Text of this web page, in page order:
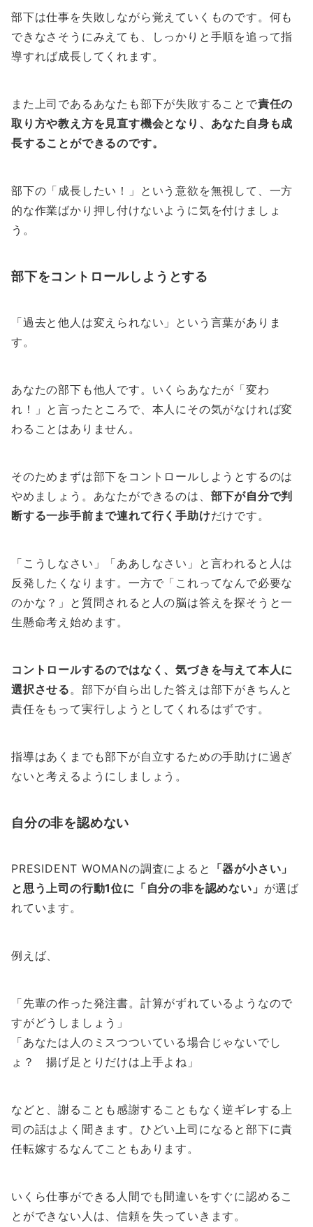
部下は仕事を失敗しながら覚えていくものです。何も
できなさそうにみえても、しっかりと手順を追って指
導すれば成長してくれます。
また上司であるあなたも部下が失敗することで責任の
取り方や教え方を見直す機会となり、あなた自身も成
長することができるのです。
部下の「成長したい！」という意欲を無視して、一方
的な作業ばかり押し付けないように気を付けましょ
う。
部下をコントロールしようとする
「過去と他人は変えられない」という言葉がありま
す。
あなたの部下も他人です。いくらあなたが「変わ
れ！」と言ったところで、本人にその気がなければ変
わることはありません。
そのためまずは部下をコントロールしようとするのは
やめましょう。あなたができるのは、 部下が自分で判
断する一歩手前まで連れて行く手助けだけです。
「こうしなさい」「ああしなさい」と言われると人は
反発したくなります。一方で「これってなんで必要な
のかな？」と質問されると人の脳は答えを探そうと一
生懸命考え始めます。
コントロールするのではなく、気づきを与えて本人に
選択させる。部下が自ら出した答えは部下がきちんと
責任をもって実行しようとしてくれるはずです。
指導はあくまでも部下が自立するための手助けに過ぎ
ないと考えるようにしましょう。
自分の非を認めない
PRESIDENT WOMANの調査によると
「器が小さい」
と思う上司の行動1位に「自分の非を認めない」 が選ば
れています。
例えば、
「先輩の作った発注書。計算がずれているようなので
すがどうしましょう」
「あなたは人のミスつついている場合じゃないでし
ょ？ 揚げ足とりだけは上手よね」
などと、謝ることも感謝することもなく逆ギレする上
司の話はよく聞きます。ひどい上司になると部下に責
任転嫁するなんてこともあります。
いくら仕事ができる人間でも間違いをすぐに認めるこ
とができない人は、信頼を失っていきます。